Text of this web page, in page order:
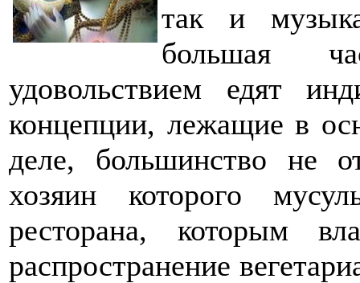
так и
большая
удовольствием едят
концепции, лежащие в
деле, большинство не
хозяин которого
ресторана, которым
распространение